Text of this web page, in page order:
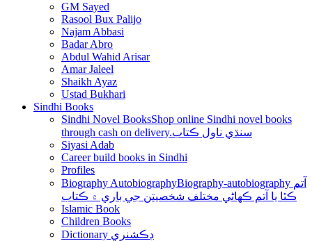
GM Sayed
Rasool Bux Palijo
Najam Abbasi
Badar Abro
Abdul Wahid Arisar
Amar Jaleel
Shaikh Ayaz
Ustad Bukhari
Sindhi Books
Sindhi Novel BooksShop online Sindhi novel books
through cash on delivery.سنڌي ناول ڪتاب
Siyasi Adab
Career build books in Sindhi
Profiles
Biography AutobiographyBiography-autobiography آتم
ڪٿا يا آتم ڪھاڻي مختلف شخصيتن جي باري ۾ ڪتاب
Islamic Book
Children Books
Dictionary ڊڪشنري